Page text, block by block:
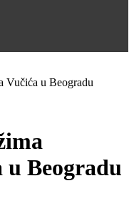
Vučića u Beogradu
u Beogradu